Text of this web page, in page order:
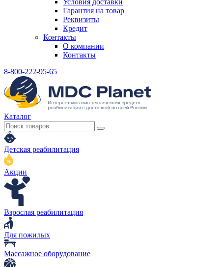
Условия доставки
Гарантия на товар
Реквизиты
Кредит
Контакты
О компании
Контакты
8-800-222-95-65
Каталог
Детская реабилитация
Акции
Взрослая реабилитация
Для пожилых
Массажное оборудование